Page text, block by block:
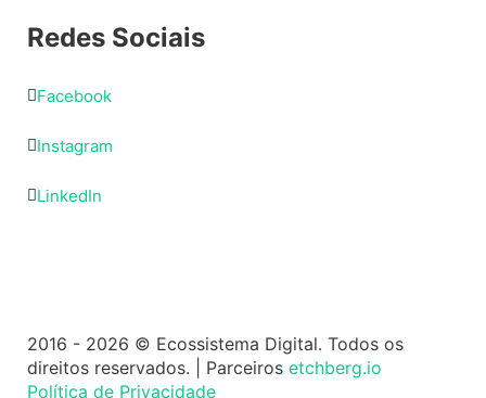
Redes Sociais
Facebook
Instagram
LinkedIn
2016 - 2026 © Ecossistema Digital. Todos os
direitos reservados. | Parceiros etchberg.io
Política de Privacidade